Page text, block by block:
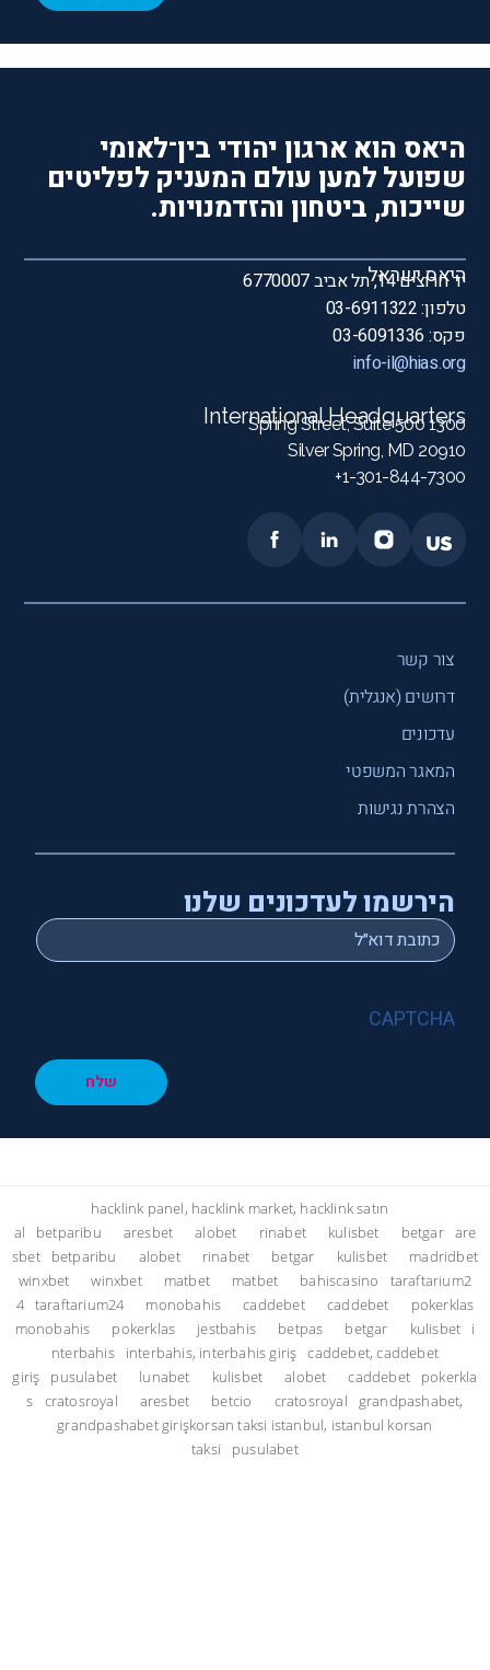
היאס הוא ארגון יהודי בין־לאומי
שפועל למען עולם המעניק לפליטים
שייכות, ביטחון והזדמנויות.
היאס ישראל
יד חרוצים 14, תל אביב 6770007
טלפון: 03-6911322
פקס: 03-6091336
info-il@hias.org
International Headquarters
1300 Spring Street, Suite 500
Silver Spring, MD 20910
1-301-844-7300+
צור קשר
דרושים (אנגלית)
עדכונים
המאגר המשפטי
הצהרת נגישות
הירשמו לעדכונים שלנו
Email
*
CAPTCHA
שלח
hacklink panel, hacklink market, hacklink satın
al
betparibu aresbet alobet rinabet kulisbet betgar
are
sbet
betparibu alobet rinabet betgar kulisbet
madridbet
winxbet
winxbet matbet matbet bahiscasino
taraftarium2
4 taraftarium24 monobahis caddebet caddebet
pokerklas
monobahis
pokerklas jestbahis betpas betgar kulisbet
i
nterbahis
interbahis, interbahis giriş
caddebet, caddebet
giriş
pusulabet lunabet kulisbet alobet caddebet
pokerkla
s
cratosroyal aresbet betcio cratosroyal
grandpashabet,
grandpashabet girişkorsan taksi istanbul, istanbul korsan
taksi
pusulabet